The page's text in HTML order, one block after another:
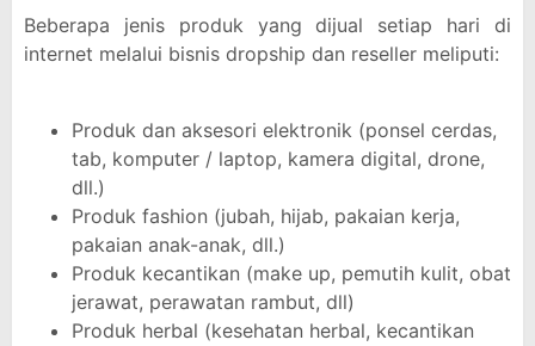
Beberapa jenis produk yang dijual setiap hari di
internet melalui bisnis dropship dan reseller meliputi:
Produk dan aksesori elektronik (ponsel cerdas,
tab, komputer / laptop, kamera digital, drone,
dll.)
Produk fashion (jubah, hijab, pakaian kerja,
pakaian anak-anak, dll.)
Produk kecantikan (make up, pemutih kulit, obat
jerawat, perawatan rambut, dll)
Produk herbal (kesehatan herbal, kecantikan